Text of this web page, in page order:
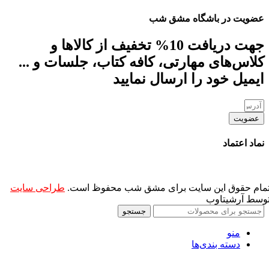
عضویت در باشگاه مشق شب
جهت دریافت 10% تخفیف از کالاها و
کلاس‌های مهارتی، کافه کتاب، جلسات و ...
ایمیل خود را ارسال نمایید
عضویت
نماد اعتماد
حقوق این سایت برای مشق شب محفوظ است. طراحی سایت
آرشیتاوب
جستجو
منو
دسته بندی‌ها